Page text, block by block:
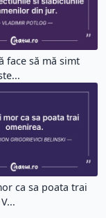
face să mă simt
ca sa poata trai